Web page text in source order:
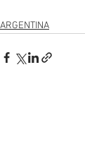
ARGENTINA